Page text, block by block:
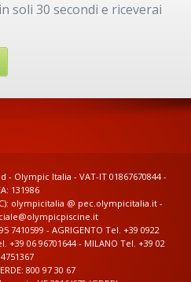
soli 30 secondi e riceverai
- Olympic Italia - VAT-IT 01867670844 -
131986
olympicitalia @ pec.olympicitalia.it -
7410599 - AGRIGENTO Tel. +39 0922
+39 06 96701644 - MILANO Tel. +39 02
800 97 30 67